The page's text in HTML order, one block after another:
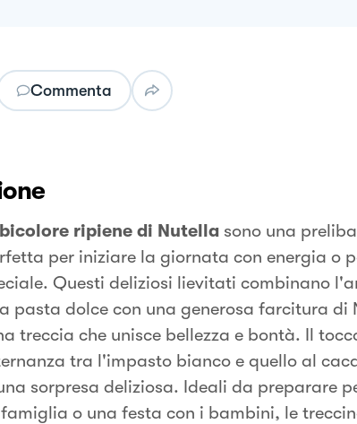
Commenta
ripiene di Nutellasono una
per iniziare la giornata con energia o
Questi deliziosi lievitati combinano
pasta dolce con una generosa farcitura di
treccia che unisce bellezza e bontà. Il
tra l'impasto bianco e quello al
sorpresa deliziosa. Ideali da preparare
o una festa con i bambini, le